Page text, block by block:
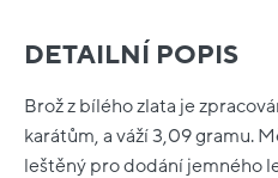
DETAILNÍ POPIS
Brož z bílého zlata je
karátům, a váží 3,09 gramu.
leštěný pro dodání jemného